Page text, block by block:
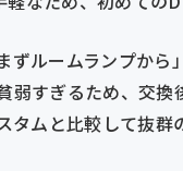
ずルームランプか
弱すぎるため、交換
ムと比較して抜群